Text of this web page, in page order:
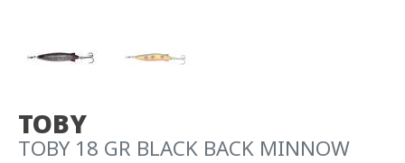
TOBY
TOBY 18 GR BLACK BACK MINNOW